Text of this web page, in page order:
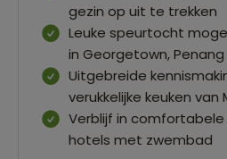
gezin op uit te trekken
Leuke speurtocht
in Georgetown, Penang
Uitgebreide
verukkelijke keuken van
Verblijf in
hotels met zwembad